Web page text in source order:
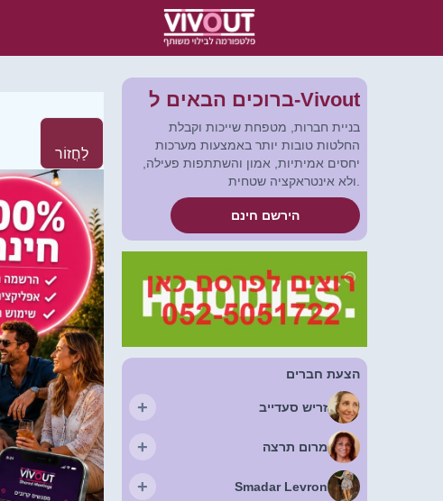
לַחֲזוֹר
ברוכים הבאים ל-Vivout
בניית חברות, מטפחת שייכות וקבלת
החלטות טובות יותר באמצעות מערכות
יחסים אמיתיות, אמון והשתתפות פעילה,
הירשם חינם
הצעת חברים
זריש סעדייב +
מרום תרצה +
Smadar Levron
+